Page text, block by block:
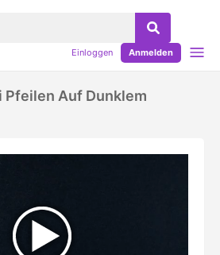
Einloggen Anmelden
Pfeilen Auf Dunklem